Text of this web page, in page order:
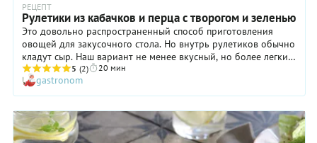
РЕЦЕПТ
Рулетики из кабачков и перца с творогом и зеленью
Это довольно распространенный способ приготовления
овощей для закусочного стола. Но внутрь рулетиков обычно
кладут сыр. Наш вариант не менее вкусный, но более легкий
– здесь используется творог. Если вам не обязательно
нужно, чтобы начинка была гладкой – попробуйте
приготовить ее из так называемого сыра «Домашний», он же
зерненый творог. У него жирность не превышает 4%, а вкус
при этом очень сливочный.
5 (2) 20 мин
gastronom